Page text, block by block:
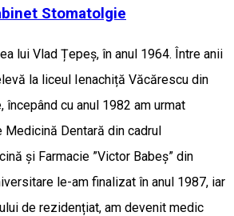
Stomatolgie
lui Vlad Țepeș, în anul 1964. Între anii
la liceul Ienachiță Văcărescu din
începând cu anul 1982 am urmat
Dentară din cadrul
și Farmacie ”Victor Babeș” din
le-am finalizat în anul 1987, iar
de rezidențiat, am devenit medic